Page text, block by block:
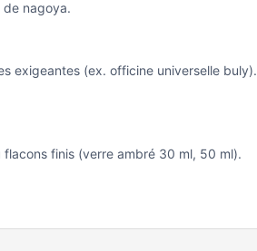
de nagoya.
exigeantes (ex. officine universelle buly).
finis (verre ambré 30 ml, 50 ml).